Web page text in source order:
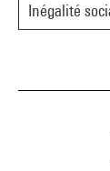
Inégalité